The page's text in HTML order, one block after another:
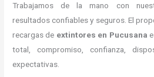
Trabajamos de la mano con
resultados confiables y seguros. El
recargas de extintores en Pucusana
total, compromiso, confianza,
expectativas.